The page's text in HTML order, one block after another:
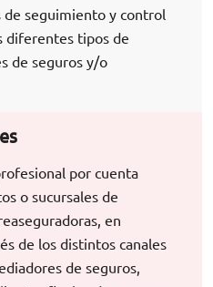
de seguimiento y control
diferentes tipos de
de seguros y/o
por cuenta
o sucursales de
en
de los distintos canales
de seguros,